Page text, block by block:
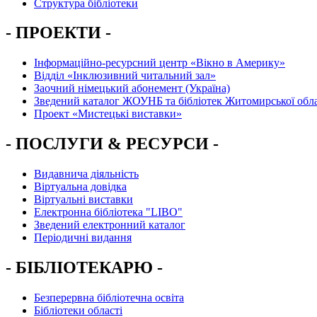
Структура бібліотеки
- ПРОЕКТИ -
Інформаційно-ресурсний центр «Вікно в Америку»
Вiддiл «Інклюзивний читальний зал»
Заочний німецький абонемент (Україна)
Зведений каталог ЖОУНБ та бібліотек Житомирської
Проект «Мистецькі виставки»
- ПОСЛУГИ & РЕСУРСИ -
Видавнича діяльність
Віртуальна довідка
Віртуальні виставки
Електронна бібліотека "LIBO"
Зведений електронний каталог
Періодичні видання
- БІБЛІОТЕКАРЮ -
Безперервна бібліотечна освіта
Бібліотеки області